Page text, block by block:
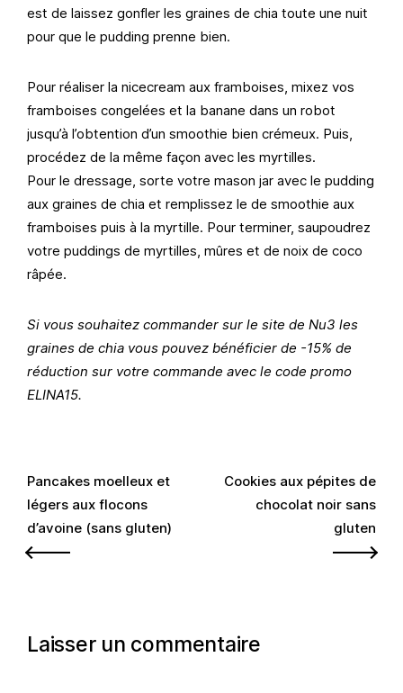
est de laissez gonfler les graines de chia toute une nuit
pour que le pudding prenne bien.
Pour réaliser la nicecream aux framboises, mixez vos
framboises congelées et la banane dans un robot
jusqu’à l’obtention d’un smoothie bien crémeux. Puis,
procédez de la même façon avec les myrtilles.
Pour le dressage, sorte votre mason jar avec le pudding
aux graines de chia et remplissez le de smoothie aux
framboises puis à la myrtille. Pour terminer, saupoudrez
votre puddings de myrtilles, mûres et de noix de coco
râpée.
Si vous souhaitez commander sur le site de Nu3 les
graines de chia vous pouvez bénéficier de -15% de
réduction sur votre commande avec le code promo
ELINA15.
Navigation
de
l’article
Pancakes moelleux et
légers aux flocons
d’avoine (sans gluten)
Cookies aux pépites de
chocolat noir sans
gluten
Laisser un commentaire